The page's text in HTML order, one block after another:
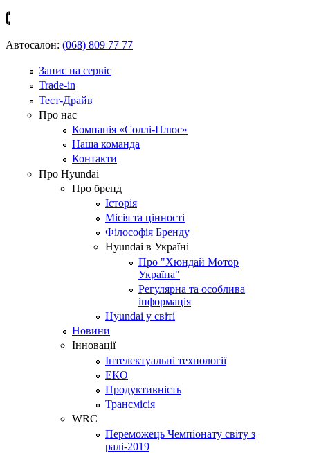
Автосалон: (068) 809 77 77
Запис на сервіс
Trade-in
Тест-Драйв
Про нас
Компанія «Соллі-Плюс»
Наша команда
Контакти
Про Hyundai
Про бренд
Історія
Місія та цінності
Філософія Бренду
Hyundai в Україні
Про "Хюндай Мотор
Україна"
Регулярна та особлива
інформація
Hyundai у світі
Новини
Інновації
Інтелектуальні технології
ЕКО
Продуктивність
Трансмісія
WRC
Переможець Чемпіонату світу з
ралі-2019